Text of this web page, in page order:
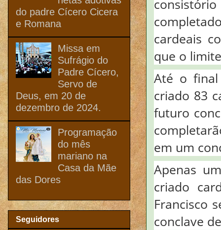
cardeais
que o
Até o final
criado 83
futuro
em um
Apenas
criado
Francisco
conclave
do padre Cícero Cicera
e Romana
Missa em
Sufrágio do
Padre Cícero,
Servo de
Deus, em 20 de
dezembro de 2024.
Programação
do mês
mariano na
Casa da Mãe
das Dores
Seguidores